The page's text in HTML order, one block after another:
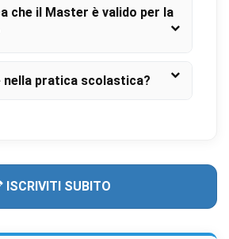
che il Master è valido per la
nella pratica scolastica?
ISCRIVITI SUBITO